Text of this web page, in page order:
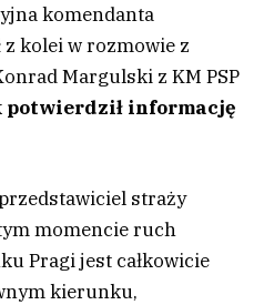
komendanta
kolei w rozmowie z
Margulski z KM PSP
potwierdził informację
straży
momencie ruch
Pragi jest całkowicie
kierunku,